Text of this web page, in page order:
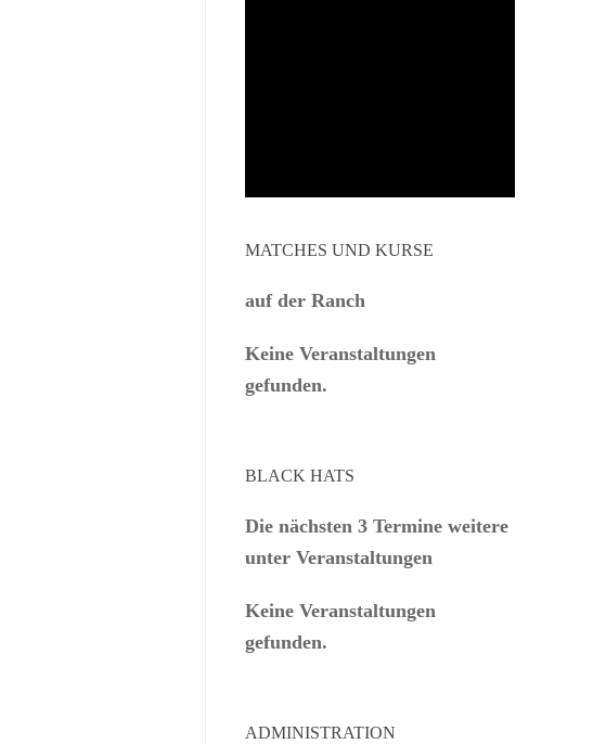
MATCHES UND KURSE
auf der Ranch
Keine Veranstaltungen
gefunden.
BLACK HATS
Die nächsten 3 Termine weitere
unter Veranstaltungen
Keine Veranstaltungen
gefunden.
ADMINISTRATION